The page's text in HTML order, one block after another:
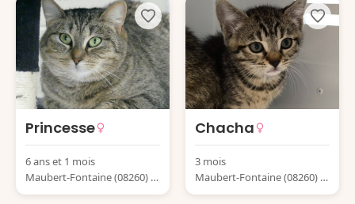
Princesse
6 ans et 1 mois
Maubert-Fontaine (08260) Fr
ance
Chacha
3 mois
Maubert-Fontaine (08260) Fr
ance